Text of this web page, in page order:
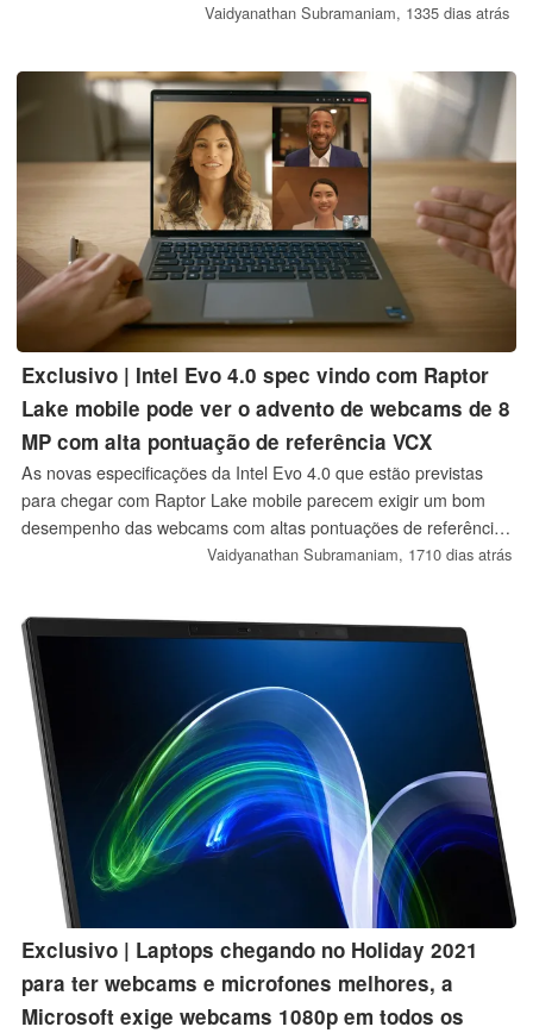
certificado DisplayHDR 1000 oferecerá 1.008 zonas de
resposta de 3 ms com overdrive ligado.
Vaidyanathan Subramaniam, 1335 dias atrás
Exclusivo | Intel Evo 4.0 spec vindo com Raptor
Lake mobile pode ver o advento de webcams de 8
MP com alta pontuação de referência VCX
As novas especificações da Intel Evo 4.0 que estão previstas
para chegar com Raptor Lake mobile parecem exigir um bom
desempenho das webcams com altas pontuações de referência
VCX. A Intel entrou recentemente no fórum VCX e, como tal,
sensores grandes e recursos inteligentes de colaboração.
Vaidyanathan Subramaniam, 1710 dias atrás
Exclusivo | Laptops chegando no Holiday 2021
para ter webcams e microfones melhores, a
Microsoft exige webcams 1080p em todos os